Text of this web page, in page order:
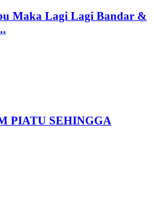
Maka Lagi Lagi Bandar &
PIATU SEHINGGA